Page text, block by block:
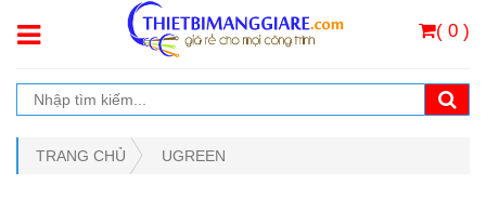
( 0 )
TRANG CHỦ UGREEN